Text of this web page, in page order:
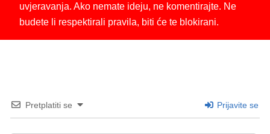
uvjeravanja. Ako nemate ideju, ne komentirajte. Ne
budete li respektirali pravila, biti će te blokirani.
Pretplatiti se Prijavite se